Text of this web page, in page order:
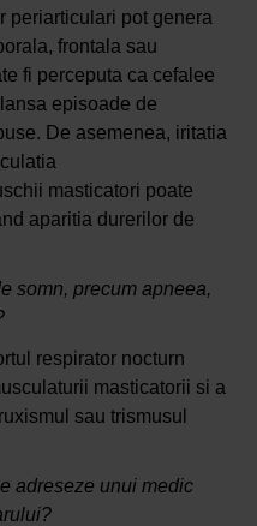
periarticulari pot genera
frontala sau
fi perceputa ca cefalee
episoade de
De asemenea, iritatia
masticatori poate
aparitia durerilor de
somn, precum apneea,
respirator nocturn
masticatorii si a
sau trismusul
adreseze unui medic